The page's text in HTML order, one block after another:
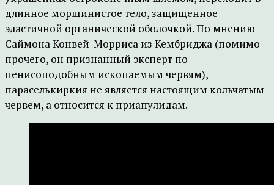
длинное морщинистое тело, защищенное
эластичной органической оболочкой. По мнению
Саймона Конвей-Морриса из Кембриджа (помимо
прочего, он признанный эксперт по
пенисоподобным ископаемым червям),
параселькиркия не является настоящим кольчатым
червем, а относится к приапулидам.